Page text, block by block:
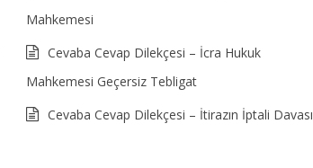
Mahkemesi
Cevaba Cevap Dilekçesi – İcra Hukuk
Mahkemesi Geçersiz Tebligat
Cevaba Cevap Dilekçesi – İtirazın İptali Davası